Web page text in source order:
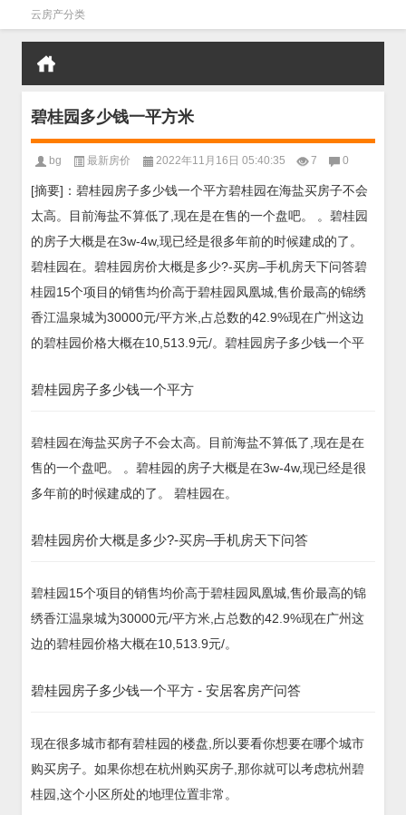
云房产分类
碧桂园多少钱一平方米
bg 最新房价 2022年11月16日 05:40:35 7 0
[摘要]：碧桂园房子多少钱一个平方碧桂园在海盐买房子不会
太高。目前海盐不算低了,现在是在售的一个盘吧。 。碧桂园
的房子大概是在3w-4w,现已经是很多年前的时候建成的了。
碧桂园在。碧桂园房价大概是多少?-买房–手机房天下问答碧
桂园15个项目的销售均价高于碧桂园凤凰城,售价最高的锦绣
香江温泉城为30000元/平方米,占总数的42.9%现在广州这边
的碧桂园价格大概在10,513.9元/。碧桂园房子多少钱一个平
碧桂园房子多少钱一个平方
碧桂园在海盐买房子不会太高。目前海盐不算低了,现在是在
售的一个盘吧。 。碧桂园的房子大概是在3w-4w,现已经是很
多年前的时候建成的了。 碧桂园在。
碧桂园房价大概是多少?-买房–手机房天下问答
碧桂园15个项目的销售均价高于碧桂园凤凰城,售价最高的锦
绣香江温泉城为30000元/平方米,占总数的42.9%现在广州这
边的碧桂园价格大概在10,513.9元/。
碧桂园房子多少钱一个平方 - 安居客房产问答
现在很多城市都有碧桂园的楼盘,所以要看你想要在哪个城市
购买房子。如果你想在杭州购买房子,那你就可以考虑杭州碧
桂园,这个小区所处的地理位置非常。